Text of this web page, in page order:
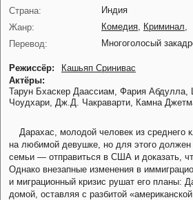
Страна:
Индия
Жанр:
Комедия Криминал
Перевод:
Многоголосый
Режиссёр:
Кашьяп Сринивас
Актёры:
Тарун Бхаскер Даассиам, Фария Абдулла,
Чоудхари, Дж.Д. Чакраварти, Камна
Дарахас, молодой человек из среднего
на любимой девушке, но для этого должен
семьи — отправиться в США и доказать,
Однако внезапные изменения в
и миграционный кризис рушат его планы:
домой, оставляя с разбитой